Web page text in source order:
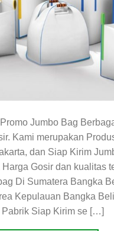
Jumbo Bag
Kami merupakan
dan Siap Kirim
Gosir dan kualitas
Di Sumatera Bangka
Kepulauan Bangka
Siap Kirim se […]